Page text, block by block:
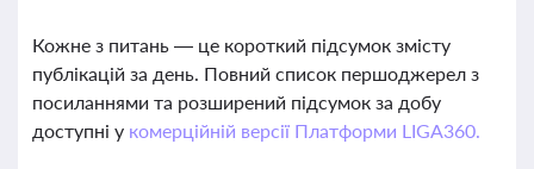
Кожне з питань — це короткий підсумок змісту
публікацій за день. Повний список першоджерел з
посиланнями та розширений підсумок за добу
доступні у комерційній версії Платформи LIGA360.